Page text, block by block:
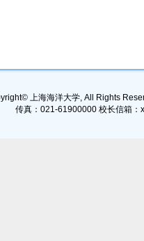
上海海洋大学, All Rights
传真：021-61900000 校长信箱：